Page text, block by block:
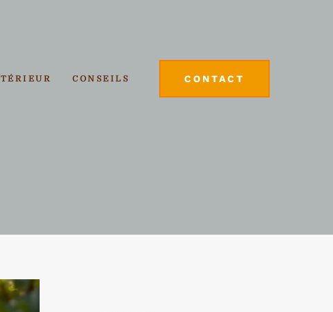
CONSEILS CONTACT